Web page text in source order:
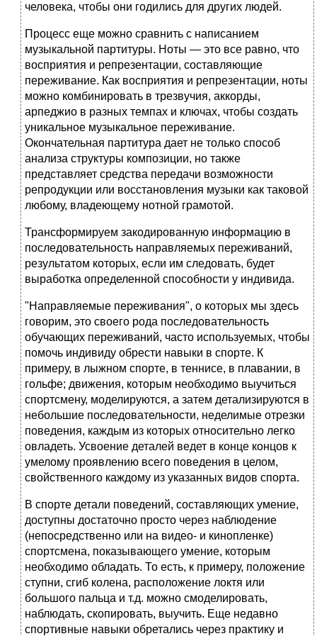
человека, чтобы они годились для других людей.
Процесс еще можно сравнить с написанием
музыкальной партитуры. Ноты — это все равно, что
восприятия и репрезентации, составляющие
переживание. Как восприятия и репрезентации, ноты
можно комбинировать в трезвучия, аккорды,
арпеджио в разных темпах и ключах, чтобы создать
уникальное музыкальное переживание.
Окончательная партитура дает не только способ
анализа структуры композиции, но также
представляет средства передачи возможности
репродукции или восстановления музыки как таковой
любому, владеющему нотной грамотой.
Трансформируем закодированную информацию в
последовательность направляемых переживаний,
результатом которых, если им следовать, будет
выработка определенной способности у индивида.
"Направляемые переживания", о которых мы здесь
говорим, это своего рода последовательность
обучающих переживаний, часто используемых, чтобы
помочь индивиду обрести навыки в спорте. К
примеру, в лыжном спорте, в теннисе, в плавании, в
гольфе; движения, которым необходимо выучиться
спортсмену, моделируются, а затем детализируются в
небольшие последовательности, неделимые отрезки
поведения, каждым из которых относительно легко
овладеть. Усвоение деталей ведет в конце концов к
умелому проявлению всего поведения в целом,
свойственного каждому из указанных видов спорта.
В спорте детали поведений, составляющих умение,
доступны достаточно просто через наблюдение
(непосредственно или на видео- и кинопленке)
спортсмена, показывающего умение, которым
необходимо обладать. То есть, к примеру, положение
ступни, сгиб колена, расположение локтя или
большого пальца и т.д. можно смоделировать,
наблюдать, скопировать, выучить. Еще недавно
спортивные навыки обретались через практику и